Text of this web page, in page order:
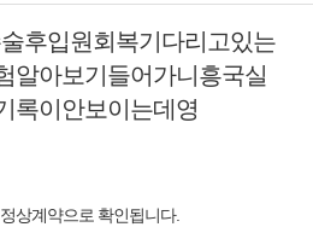
후입원회복기다리고있는
알아보기들어가니흥국실
록이안보이는데영
상계약으로 확인됩니다.